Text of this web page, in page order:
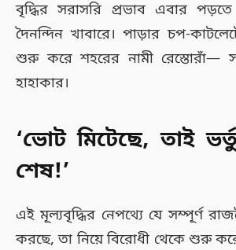
বৃদ্ধির সরাসরি প্রভাব এবার
দৈনন্দিন খাবারে। পাড়ার চপ-
শুরু করে শহরের নামী রেস্তোরাঁ—
হাহাকার।
‘ভোট মিটেছে, তাই
শেষ!’
এই মূল্যবৃদ্ধির নেপথ্যে যে সম্পূর্ণ
করছে, তা নিয়ে বিরোধী থেকে শুরু